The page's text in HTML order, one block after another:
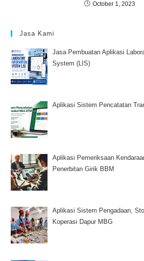
October 1, 2023
Jasa Kami
Jasa Pembuatan Aplikasi
System (LIS)
Aplikasi Sistem Pencatatan
Aplikasi Pemeriksaan
Penerbitan Girik BBM
Aplikasi Sistem Pengadaan,
Koperasi Dapur MBG